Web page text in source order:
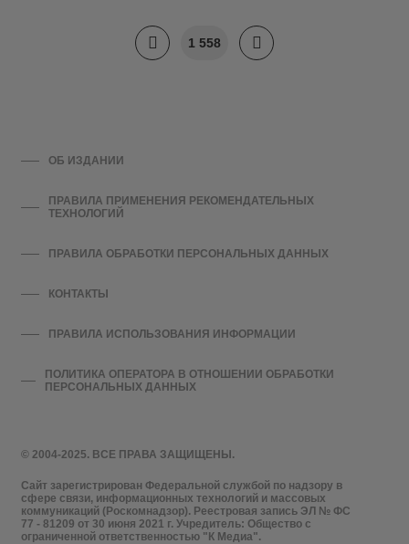
1 558
© 2004-2025. ВСЕ ПРАВА ЗАЩИЩЕНЫ.
Сайт зарегистрирован Федеральной службой по надзору в
сфере связи, информационных технологий и массовых
коммуникаций (Роскомнадзор). Реестровая запись ЭЛ № ФС
77 - 81209 от 30 июня 2021 г. Учредитель: Общество с
ограниченной ответственностью "К Медиа".
ОБ ИЗДАНИИ
ПРАВИЛА ПРИМЕНЕНИЯ РЕКОМЕНДАТЕЛЬНЫХ
ТЕХНОЛОГИЙ
ПРАВИЛА ОБРАБОТКИ ПЕРСОНАЛЬНЫХ ДАННЫХ
КОНТАКТЫ
ПРАВИЛА ИСПОЛЬЗОВАНИЯ ИНФОРМАЦИИ
ПОЛИТИКА ОПЕРАТОРА В ОТНОШЕНИИ ОБРАБОТКИ
ПЕРСОНАЛЬНЫХ ДАННЫХ